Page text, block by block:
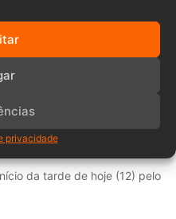
privacidade
melhora, mas
de alta
da tarde de hoje (12) pelo